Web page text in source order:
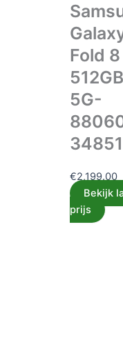
Fold 8
5G-
€2,199.00
Bekijk
prijs